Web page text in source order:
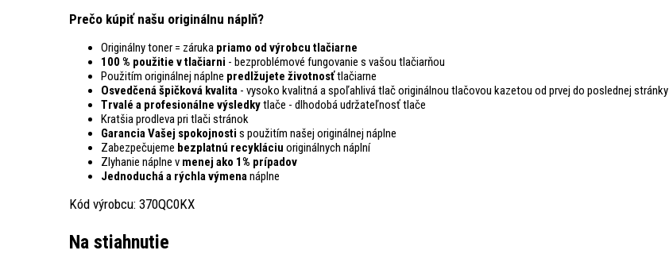
Prečo kúpiť našu originálnu náplň?
Originálny toner = záruka priamo od výrobcu tlačiarne
100 % použitie v tlačiarni - bezproblémové fungovanie s vašou tlačiarňou
Použitím originálnej náplne predlžujete životnosťtlačiarne
Osvedčená špičková kvalita - vysoko kvalitná a spoľahlivá tlač originálnou tlačovou kazetou od prvej do poslednej stránky
Trvalé a profesionálne výsledkytlače - dlhodobá udržateľnosť tlače
Kratšia prodleva pri tlači stránok
Garancia Vašej spokojnosti s použitím našej originálnej náplne
Zabezpečujeme bezplatnú recykláciu originálnych náplní
Zlyhanie náplne v menej ako 1% prípadov
Jednoduchá a rýchla výmenanáplne
Kód výrobcu: 370QC0KX
Na stiahnutie